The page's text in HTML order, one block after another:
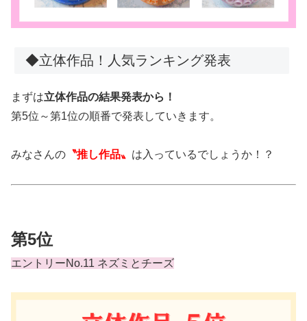
◆立体作品！人気ランキング発表
まずは立体作品の結果発表から！
第5位～第1位の順番で発表していきます。
みなさんの 〝推し作品〟 は入っているでしょうか！？
第5位
エントリーNo.11 ネズミとチーズ